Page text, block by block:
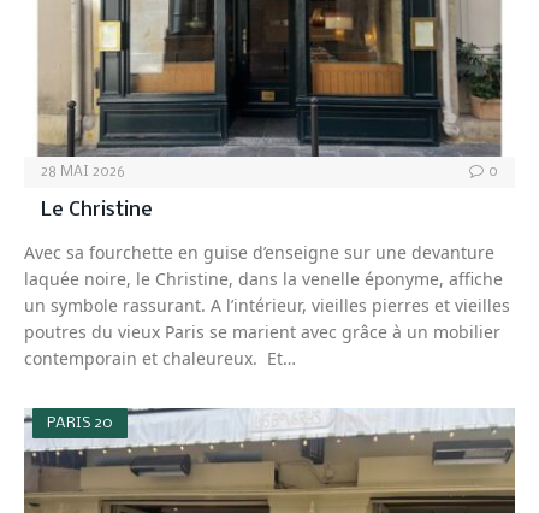
28 MAI 2026 0
Le Christine
Avec sa fourchette en guise d’enseigne sur une devanture
laquée noire, le Christine, dans la venelle éponyme, affiche
un symbole rassurant. A l’intérieur, vieilles pierres et vieilles
poutres du vieux Paris se marient avec grâce à un mobilier
contemporain et chaleureux. Et…
PARIS 20